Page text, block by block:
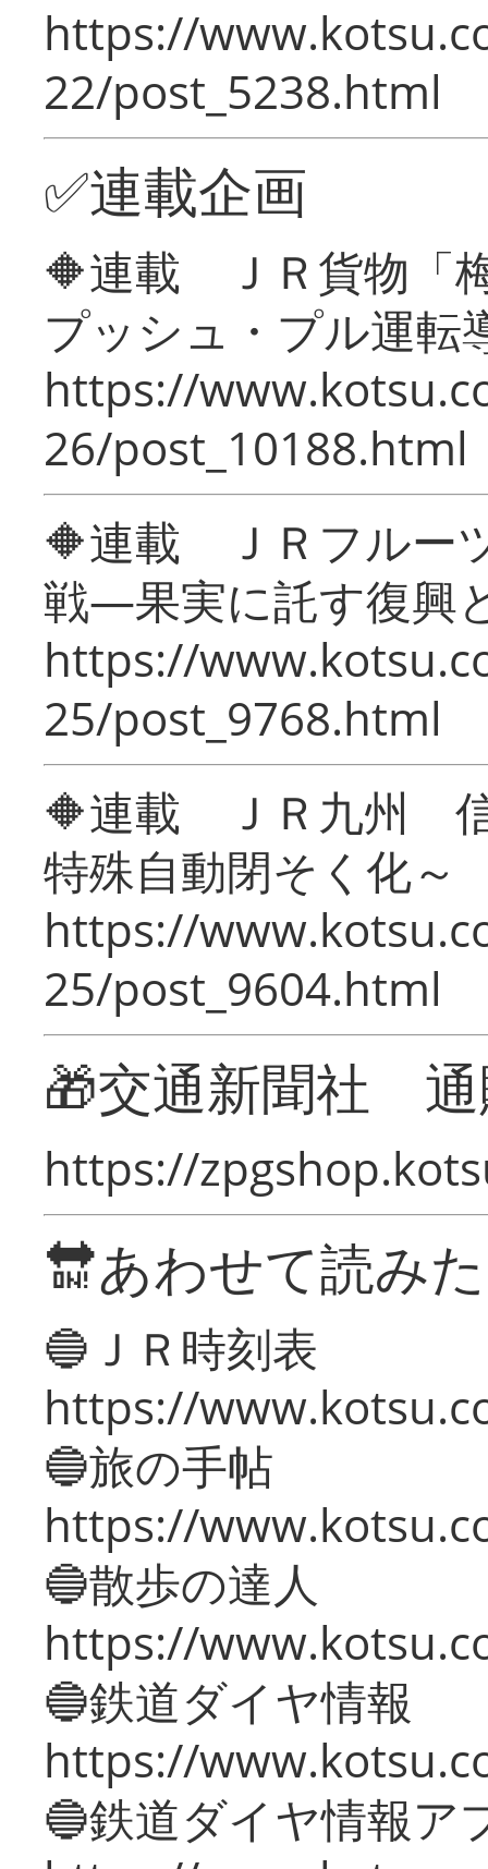
https://
22/post_5238.html
✅連載企画
🔶連載 ＪＲ貨物「
プッシュ・プル運転
https://
26/post_10188.html
🔶連載 ＪＲフルー
戦―果実に託す復興
https://
25/post_9768.html
🔶連載 ＪＲ九州 信
特殊自動閉そく化～
https://
25/post_9604.html
🎁交通新聞社
https://
🔛あわせて読み
🔵ＪＲ時刻表
https://
🔵旅の手帖
https://
🔵散歩の達人
https://
🔵鉄道ダイヤ情報
https://
🔵鉄道ダイヤ情報ア